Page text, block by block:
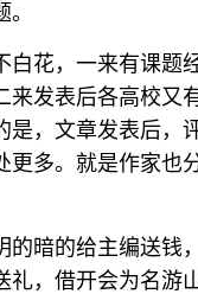
花，一来有课题
来发表后各高校又
是，文章发表后，
更多。就是作家也
暗的给主编送钱
礼，借开会为名游